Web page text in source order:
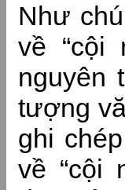
Như
về “cội
nguyên
tượng
ghi
về “cội